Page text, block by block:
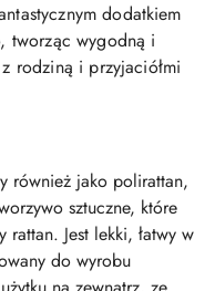
dodatkiem
tworząc wygodną i
rodziną i przyjaciółmi
również jako polirattan,
sztuczne, które
Jest lekki, łatwy w
do wyrobu